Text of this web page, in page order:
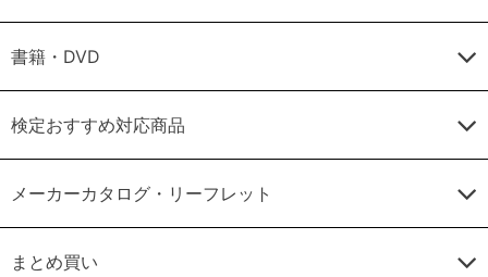
書籍・DVD
検定おすすめ対応商品
メーカーカタログ・リーフレット
まとめ買い